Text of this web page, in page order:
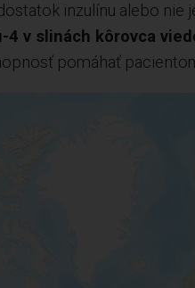
inzulínu alebo
4 v slinách kôrovca
pomáhať